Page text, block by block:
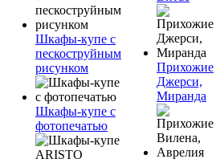
Шкафы-купе с
пескоструйным
рисунком
Шкафы-купе с
фотопечатью
Прихожие
Джерси,
Миранда